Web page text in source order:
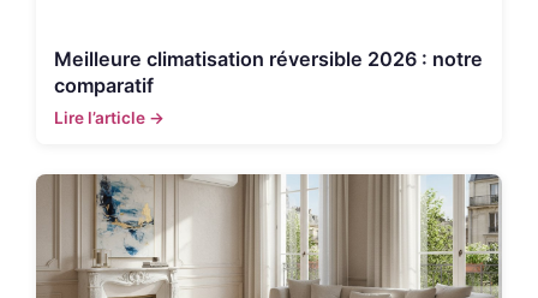
Meilleure climatisation réversible 2026 : notre
comparatif
Lire l’article →